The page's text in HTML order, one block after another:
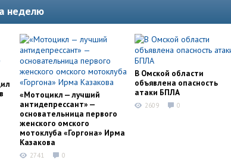
неделю
«Мотоцикл — лучший
антидепрессант» —
основательница первого
женского омского
мотоклуба «Горгона» Ирма
Казакова
2741 0
В Омской области
объявлена опасность
атаки БПЛА
2609 0